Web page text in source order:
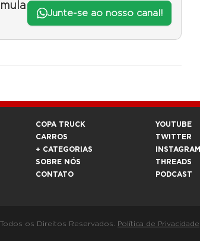
Junte-se ao nosso canal!
COPA TRUCK
CARROS
+ CATEGORIAS
SOBRE NÓS
CONTATO
YOUTUBE
TWITTER
INSTAGRAM
THREADS
PODCAST
os Direitos Reservados. Política de Privacidade